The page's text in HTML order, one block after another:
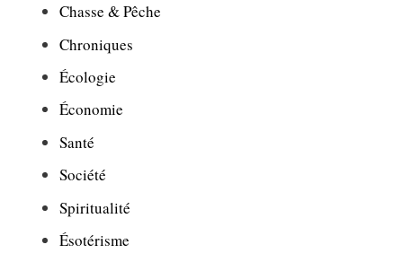
Chasse & Pêche
Chroniques
Écologie
Économie
Santé
Société
Spiritualité
Ésotérisme